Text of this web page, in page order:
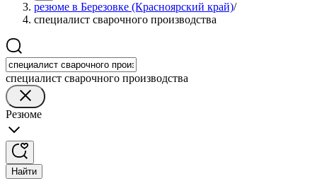
резюме в Березовке (Красноярский край)/
специалист сварочного производства
специалист сварочного производства
Резюме
Найти